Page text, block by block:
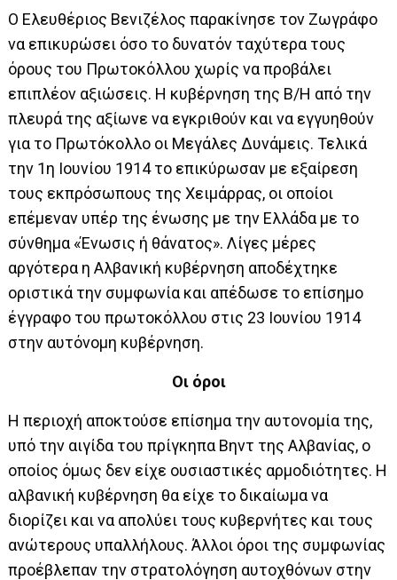
Ο Ελευθέριος Βενιζέλος παρακίνησε τον Ζωγράφο
να επικυρώσει όσο το δυνατόν ταχύτερα τους
όρους του Πρωτοκόλλου χωρίς να προβάλει
επιπλέον αξιώσεις. Η κυβέρνηση της Β/Η από την
πλευρά της αξίωνε να εγκριθούν και να εγγυηθούν
για το Πρωτόκολλο οι Μεγάλες Δυνάμεις. Τελικά
την 1η Ιουνίου 1914 το επικύρωσαν με εξαίρεση
τους εκπρόσωπους της Χειμάρρας, οι οποίοι
επέμεναν υπέρ της ένωσης με την Ελλάδα με το
σύνθημα «Ένωσις ή θάνατος». Λίγες μέρες
αργότερα η Αλβανική κυβέρνηση αποδέχτηκε
οριστικά την συμφωνία και απέδωσε το επίσημο
έγγραφο του πρωτοκόλλου στις 23 Ιουνίου 1914
στην αυτόνομη κυβέρνηση.
Οι όροι
Η περιοχή αποκτούσε επίσημα την αυτονομία της,
υπό την αιγίδα του πρίγκηπα Βηντ της Αλβανίας, ο
οποίος όμως δεν είχε ουσιαστικές αρμοδιότητες. Η
αλβανική κυβέρνηση θα είχε το δικαίωμα να
διορίζει και να απολύει τους κυβερνήτες και τους
ανώτερους υπαλλήλους. Άλλοι όροι της συμφωνίας
προέβλεπαν την στρατολόγηση αυτοχθόνων στην